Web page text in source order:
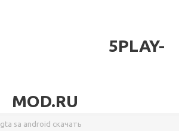
5PLAY-
MOD.RU
gta sa android скачать